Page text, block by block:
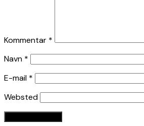
Kommentar *
Navn *
E-mail *
Websted